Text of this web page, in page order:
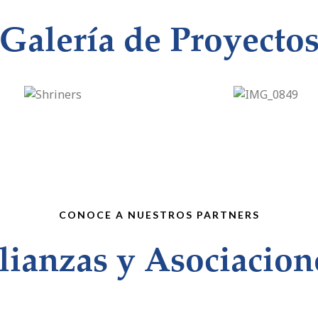
de
CONOCE A NUESTROS PARTNERS
y